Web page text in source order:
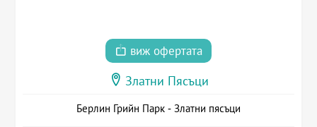
виж офертата
Златни Пясъци
Берлин Грийн Парк - Златни пясъци